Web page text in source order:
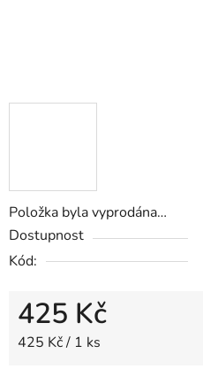
Položka byla vyprodána…
Dostupnost
Kód:
425 Kč
Měrná cena:
425 Kč / 1 ks